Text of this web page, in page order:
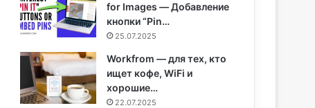
for Images — Добавление
кнопки “Pin…
25.07.2025
Workfrom — для тех, кто
ищет кофе, WiFi и
хорошие…
22.07.2025